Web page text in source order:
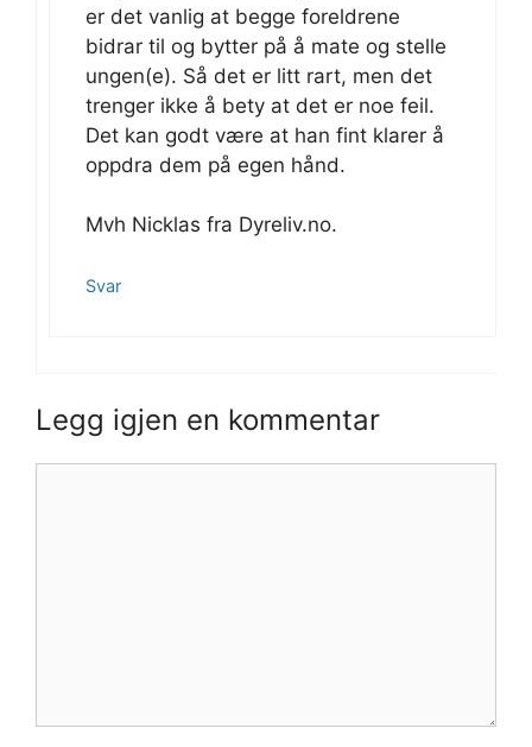
er det vanlig at begge foreldrene
bidrar til og bytter på å mate og stelle
ungen(e). Så det er litt rart, men det
trenger ikke å bety at det er noe feil.
Det kan godt være at han fint klarer å
oppdra dem på egen hånd.
Mvh Nicklas fra Dyreliv.no.
Svar
Legg igjen en kommentar